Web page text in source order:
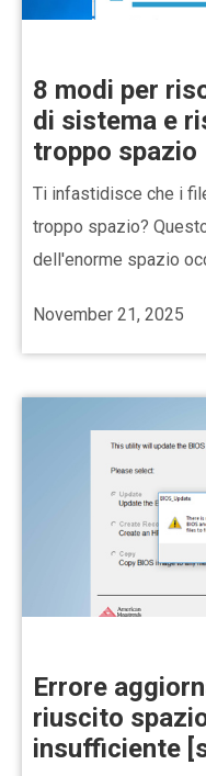
8 modi per
di sistema e
troppo spazio
Ti infastidisce che i
troppo spazio?
dell'enorme spazio
November 21, 2025
Errore
riuscito
insufficiente